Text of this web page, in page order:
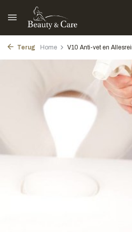
Terug Home V10 Anti-vet en